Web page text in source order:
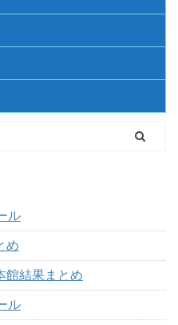
ル
め
館結果まとめ
ル